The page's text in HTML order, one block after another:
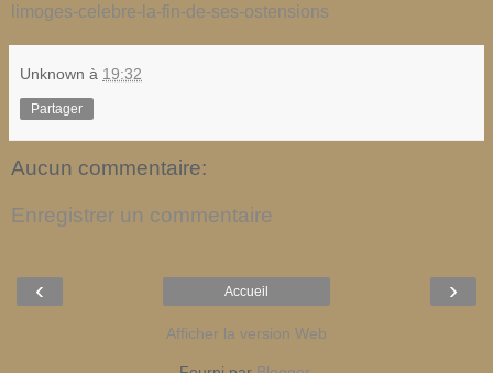
limoges-celebre-la-fin-de-ses-ostensions
Unknown à 19:32
Partager
Aucun commentaire:
Enregistrer un commentaire
‹ ›
Accueil
Afficher la version Web